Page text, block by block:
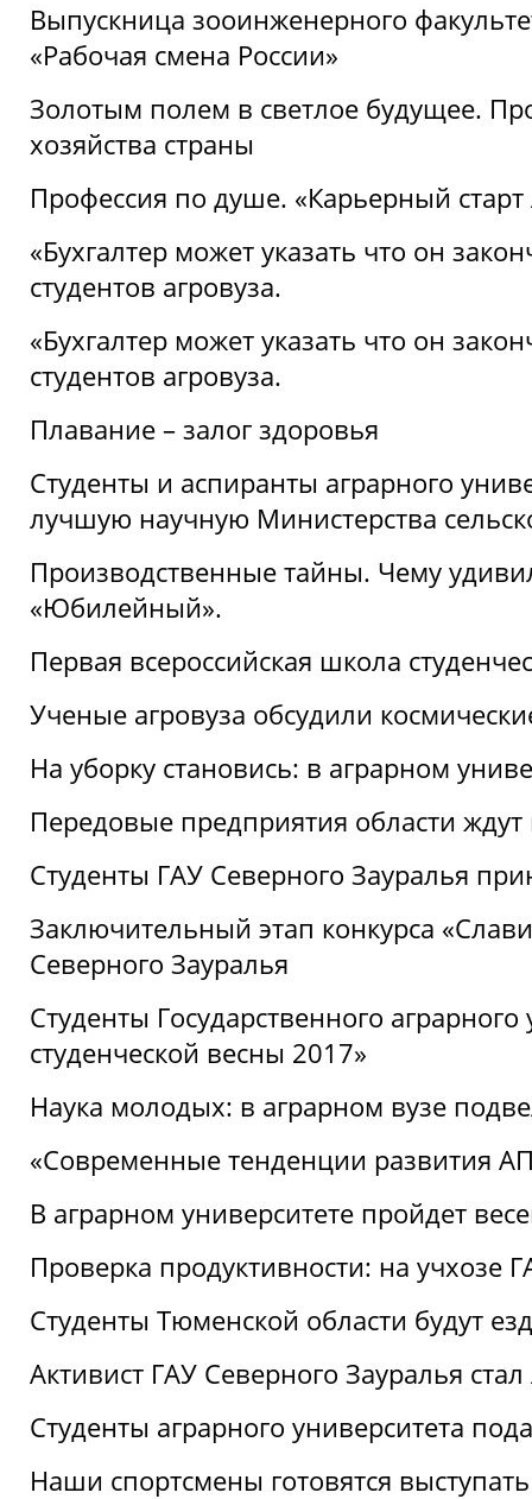
Выпускница зооинженерного
«Рабочая смена России»
Золотым полем в светлое будущее.
хозяйства страны
Профессия по душе. «Карьерный
«Бухгалтер может указать что он
студентов агровуза.
«Бухгалтер может указать что он
студентов агровуза.
Плавание – залог здоровья
Студенты и аспиранты аграрного
лучшую научную Министерства
Производственные тайны. Чему
«Юбилейный».
Первая всероссийская школа
Ученые агровуза обсудили
На уборку становись: в аграрном
Передовые предприятия области ждут
Студенты ГАУ Северного Зауралья
Заключительный этап конкурса
Северного Зауралья
Студенты Государственного
студенческой весны 2017»
Наука молодых: в аграрном вузе
«Современные тенденции развития
В аграрном университете пройдет
Проверка продуктивности: на учхозе
Студенты Тюменской области будут
Активист ГАУ Северного Зауралья
Студенты аграрного университета
Наши спортсмены готовятся